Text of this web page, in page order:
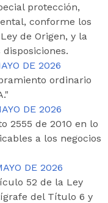
protección,
conforme los
de Origen, y la
disposiciones.
DE 2026
ordinario
DE 2026
2555 de 2010 en lo
a los negocios
DE 2026
52 de la Ley
del Título 6 y